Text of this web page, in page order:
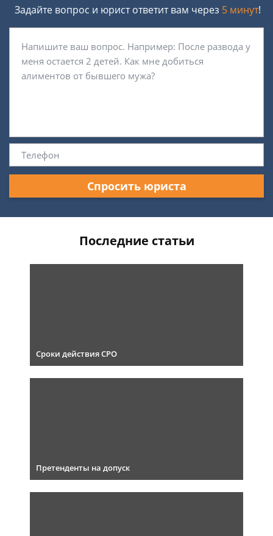
Задайте вопрос и юрист ответит вам через 5 минут!
Спросить юриста
Последние статьи
Сроки действия СРО
Претенденты на допуск